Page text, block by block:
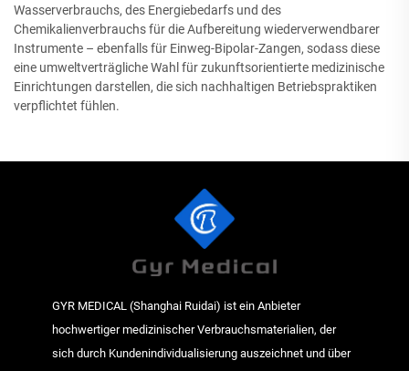
Wasserverbrauchs, des Energiebedarfs und des
Chemikalienverbrauchs für die Aufbereitung wiederverwendbarer
Instrumente – ebenfalls für Einweg-Bipolar-Zangen, sodass diese
eine umweltverträgliche Wahl für zukunftsorientierte medizinische
Einrichtungen darstellen, die sich nachhaltigen Betriebspraktiken
verpflichtet fühlen.
GYR MEDICAL (Shanghai Ruidai) ist ein Anbieter
hochwertiger medizinischer Verbrauchsmaterialien, der
sich durch Kundenindividualisierung auszeichnet und über